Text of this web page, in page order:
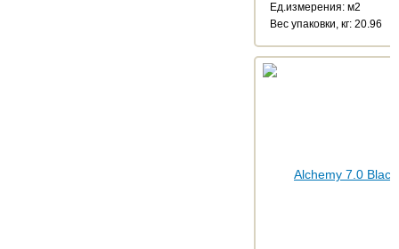
Ед.измерения: м2
Веc упаковки, кг: 20.96